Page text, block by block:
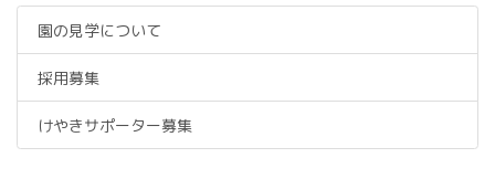
園の見学について
採用募集
けやきサポーター募集